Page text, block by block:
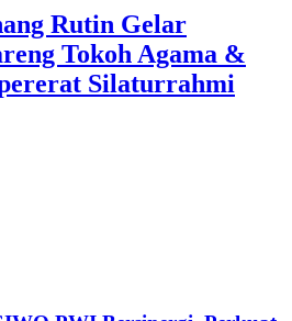
Rutin Gelar
Tokoh Agama &
Silaturrahmi